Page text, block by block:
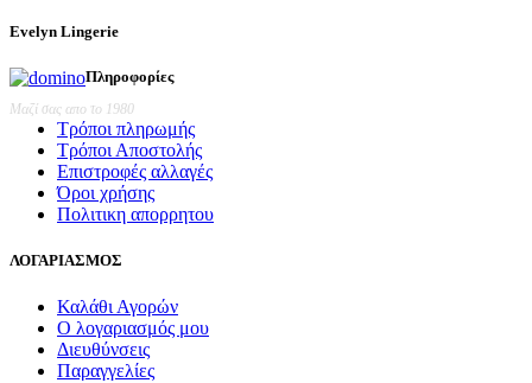
was:
€37,50.
τιμή
€33,75.
Evelyn Lingerie
Μαζί σας απο το 1980
Πληροφορίες
Τρόποι πληρωμής
Τρόποι Αποστολής
Επιστροφές αλλαγές
Όροι χρήσης
Πολιτικη απορρητου
ΛΟΓΑΡΙΑΣΜΟΣ
Καλάθι Αγορών
Ο λογαριασμός μου
Διευθύνσεις
Παραγγελίες